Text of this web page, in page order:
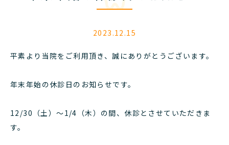
2023.12.15
平素より当院をご利用頂き、誠にありがとうございます。
年末年始の休診日のお知らせです。
12/30（土）～1/4（木）の間、休診とさせていただきま
す。